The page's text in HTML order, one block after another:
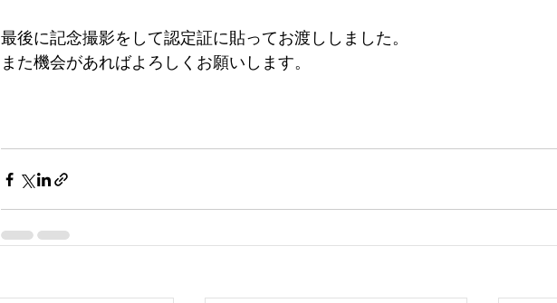
最後に記念撮影をして認定証に貼ってお渡ししました。
また機会があればよろしくお願いします。